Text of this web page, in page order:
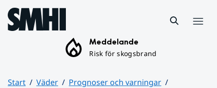
Hoppa till sidans innehåll
Meddelande
Risk för skogsbrand
Start Väder
Prognoser och varningar